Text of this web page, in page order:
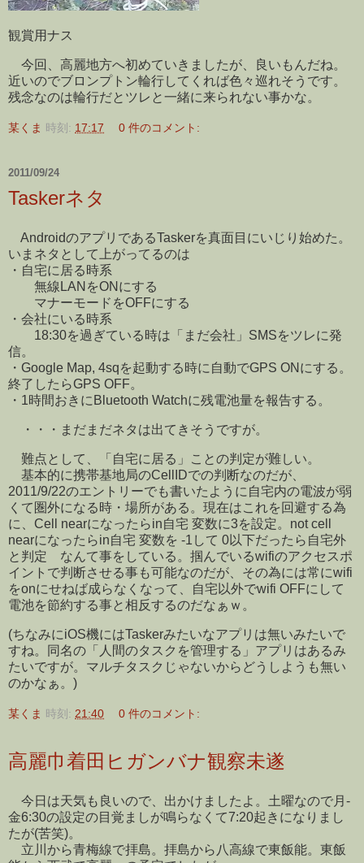
観賞用ナス
今回、高麗地方へ初めていきましたが、良いもんだね。
近いのでブロンプトン輪行してくれば色々巡れそうです。
残念なのは輪行だとツレと一緒に来られない事かな。
某くま 時刻: 17:17 0 件のコメント:
2011/09/24
Taskerネタ
AndroidのアプリであるTaskerを真面目にいじり始めた。
いまネタとして上がってるのは
・自宅に居る時系
無線LANをONにする
マナーモードをOFFにする
・会社にいる時系
18:30を過ぎている時は「まだ会社」SMSをツレに発
信。
・Google Map, 4sqを起動する時に自動でGPS ONにする。
終了したらGPS OFF。
・1時間おきにBluetooth Watchに残電池量を報告する。
・・・まだまだネタは出てきそうですが。
難点として、「自宅に居る」ことの判定が難しい。
基本的に携帯基地局のCellIDでの判断なのだが、
2011/9/22のエントリーでも書いたように自宅内の電波が弱
くて圏外になる時・場所がある。現在はこれを回避する為
に、Cell nearになったらin自宅 変数に3を設定。not cell
nearになったらin自宅 変数を -1して 0以下だったら自宅外
と判定 なんて事をしている。掴んでいるwifiのアクセスポ
イントで判断させる事も可能なのだが、その為には常にwifi
をonにせねば成らなくなって、自宅以外でwifi OFFにして
電池を節約する事と相反するのだなぁｗ。
(ちなみにiOS機にはTaskerみたいなアプリは無いみたいで
すね。同名の「人間のタスクを管理する」アプリはあるみ
たいですが。マルチタスクじゃないからどうしようも無い
のかなぁ。)
某くま 時刻: 21:40 0 件のコメント:
高麗巾着田ヒガンバナ観察未遂
今日は天気も良いので、出かけましたよ。土曜なので月-
金6:30の設定の目覚ましが鳴らなくて7:20起きになりまし
たが(苦笑)。
立川から青梅線で拝島。拝島から八高線で東飯能。東飯